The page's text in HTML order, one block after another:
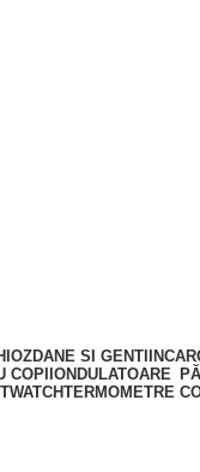
SI GENTI
COPIIONDULATOARE
TERMOMETRE